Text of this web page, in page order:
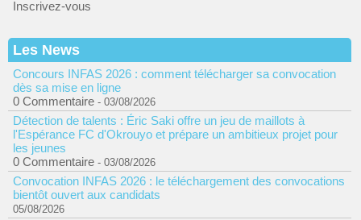
Inscrivez-vous
Les News
Concours INFAS 2026 : comment télécharger sa convocation
dès sa mise en ligne
0 Commentaire - 03/08/2026
Détection de talents : Éric Saki offre un jeu de maillots à
l'Espérance FC d'Okrouyo et prépare un ambitieux projet pour
les jeunes
0 Commentaire - 03/08/2026
Convocation INFAS 2026 : le téléchargement des convocations
bientôt ouvert aux candidats
05/08/2026